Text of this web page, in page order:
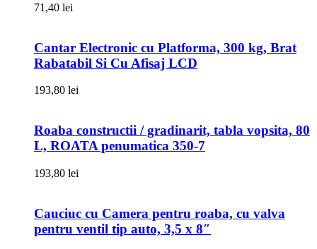
71,40 lei
Cantar Electronic cu Platforma, 300 kg, Brat
Rabatabil Si Cu Afisaj LCD
193,80 lei
Roaba constructii / gradinarit, tabla vopsita, 80
L, ROATA penumatica 350-7
193,80 lei
Cauciuc cu Camera pentru roaba, cu valva
pentru ventil tip auto, 3,5 x 8″